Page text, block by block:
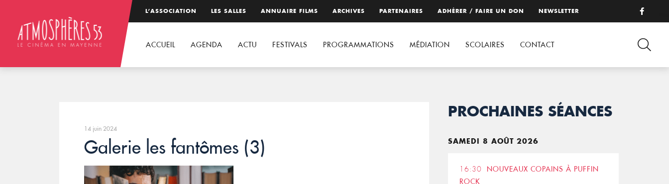
L’ASSOCIATION LES SALLES ANNUAIRE FILMS ARCHIVES PARTENAIRES ADHÉRER / FAIRE UN DON NEWSLETTER
ACCUEIL AGENDA ACTU FESTIVALS PROGRAMMATIONS MÉDIATION SCOLAIRES CONTACT
14 juin 2024
Galerie les fantômes (3)
PROCHAINES SÉANCES
SAMEDI 8 AOÛT 2026
16:30
NOUVEAUX COPAINS À PUFFIN
ROCK